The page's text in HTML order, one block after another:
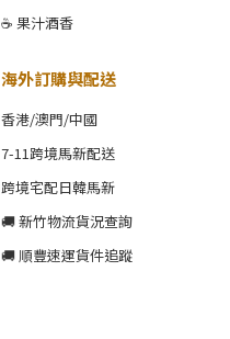
☕ 果汁酒香
海外訂購與配送
香港/澳門/中國
7-11跨境馬新配送
跨境宅配日韓馬新
🚚 新竹物流貨況查詢
🚚 順豐速運貨件追蹤